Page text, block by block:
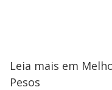
Leia mais em
Pesos